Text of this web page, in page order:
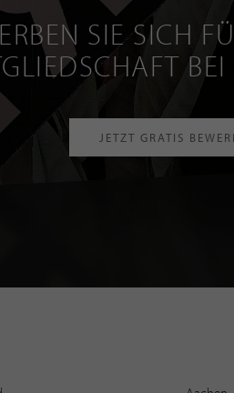
SIE SICH
JETZT GRATIS